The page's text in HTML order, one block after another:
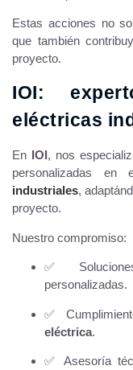
Estas acciones no
que también
proyecto.
IOI:
eléctricas
En IOI, nos
personalizadas
industriales,
proyecto.
Nuestro compromiso:
✅
personalizadas.
✅
eléctrica.
✅ Asesoría